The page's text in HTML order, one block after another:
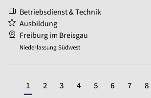
Betriebsdienst & Technik
Ausbildung
Freiburg im Breisgau
Niederlassung Südwest
1 2 3 4 5 6 7 8